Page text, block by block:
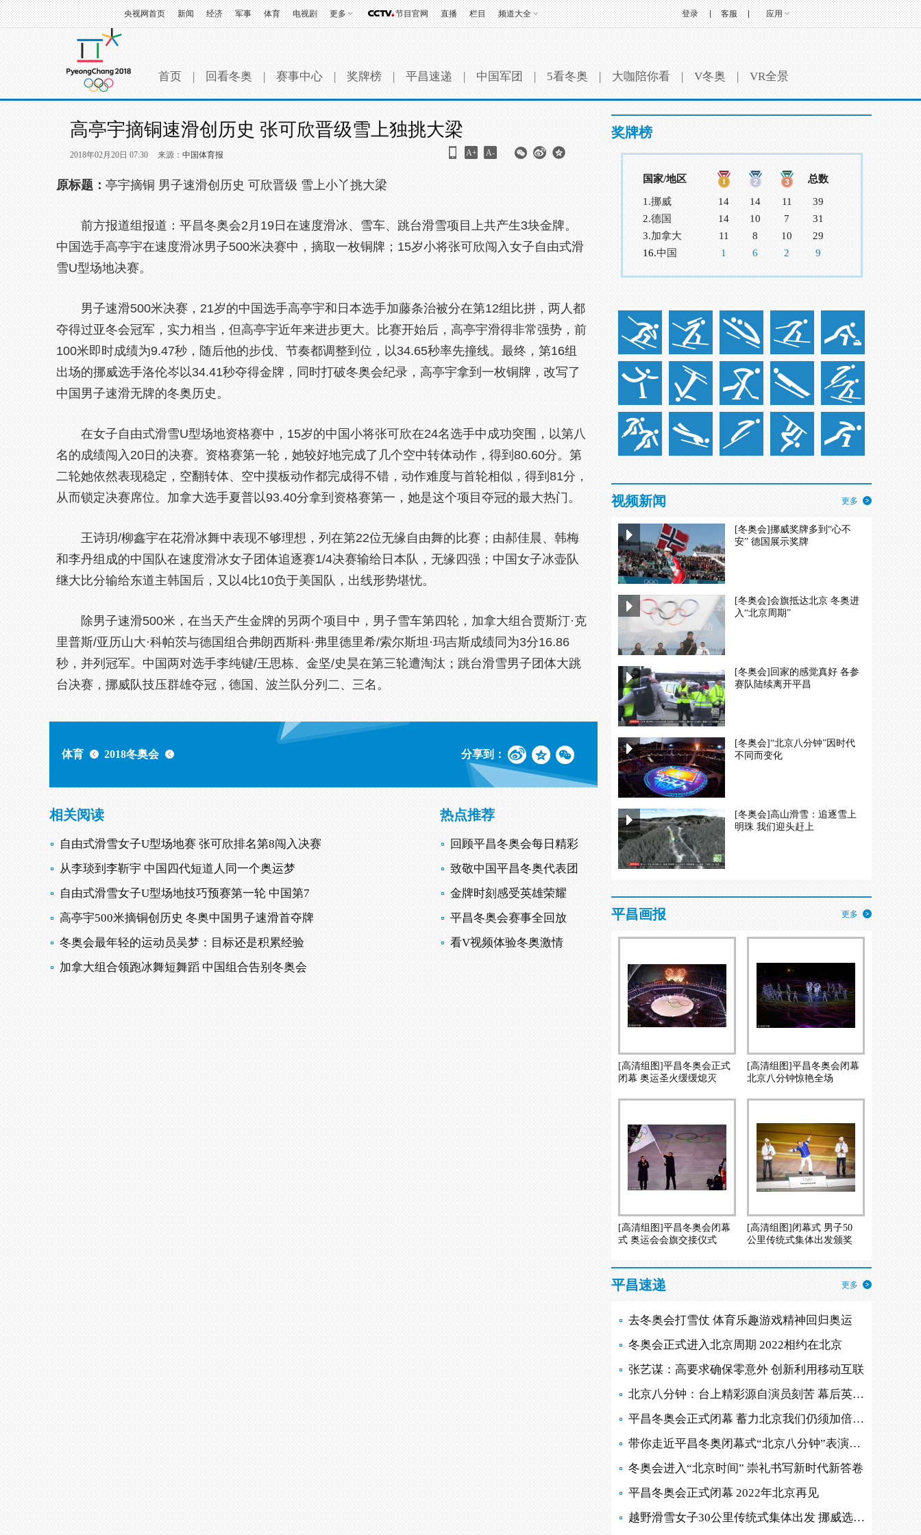
央视网首页 新闻 经济 军事 体育 电视剧 更多 节目官网 直播 栏目 频道大全 客服 应用
登录
首页 | 回看冬奥 | 赛事中心 | 奖牌榜 | 平昌速递 | 中国军团 | 5看冬奥 | 大咖陪你看 | V冬奥 | VR全景
高亭宇摘铜速滑创历史 张可欣晋级雪上独挑大梁
2018年02月20日 07:30 来源： 中国体育报 A+ A-
原标题： 亭宇摘铜 男子速滑创历史 可欣晋级 雪上小丫挑大梁
前方报道组报道：平昌冬奥会2月19日在速度滑冰、雪车、跳台滑雪项目上共产生3块金牌。
中国选手高亭宇在速度滑冰男子500米决赛中，摘取一枚铜牌；15岁小将张可欣闯入女子自由式滑
雪U型场地决赛。
男子速滑500米决赛，21岁的中国选手高亭宇和日本选手加藤条治被分在第12组比拼，两人都
夺得过亚冬会冠军，实力相当，但高亭宇近年来进步更大。比赛开始后，高亭宇滑得非常强势，前
100米即时成绩为9.47秒，随后他的步伐、节奏都调整到位，以34.65秒率先撞线。最终，第16组
出场的挪威选手洛伦岑以34.41秒夺得金牌，同时打破冬奥会纪录，高亭宇拿到一枚铜牌，改写了
中国男子速滑无牌的冬奥历史。
在女子自由式滑雪U型场地资格赛中，15岁的中国小将张可欣在24名选手中成功突围，以第八
名的成绩闯入20日的决赛。资格赛第一轮，她较好地完成了几个空中转体动作，得到80.60分。第
二轮她依然表现稳定，空翻转体、空中摸板动作都完成得不错，动作难度与首轮相似，得到81分，
从而锁定决赛席位。加拿大选手夏普以93.40分拿到资格赛第一，她是这个项目夺冠的最大热门。
王诗玥/柳鑫宇在花滑冰舞中表现不够理想，列在第22位无缘自由舞的比赛；由郝佳晨、韩梅
和李丹组成的中国队在速度滑冰女子团体追逐赛1/4决赛输给日本队，无缘四强；中国女子冰壶队
继大比分输给东道主韩国后，又以4比10负于美国队，出线形势堪忧。
除男子速滑500米，在当天产生金牌的另两个项目中，男子雪车第四轮，加拿大组合贾斯汀·克
里普斯/亚历山大·科帕茨与德国组合弗朗西斯科·弗里德里希/索尔斯坦·玛吉斯成绩同为3分16.86
秒，并列冠军。中国两对选手李纯键/王思栋、金坚/史昊在第三轮遭淘汰；跳台滑雪男子团体大跳
台决赛，挪威队技压群雄夺冠，德国、波兰队分列二、三名。
体育 2018冬奥会 分享到：
相关阅读
自由式滑雪女子U型场地赛 张可欣排名第8闯入决赛
从李琰到李靳宇 中国四代短道人同一个奥运梦
自由式滑雪女子U型场地技巧预赛第一轮 中国第7
高亭宇500米摘铜创历史 冬奥中国男子速滑首夺牌
冬奥会最年轻的运动员吴梦：目标还是积累经验
加拿大组合领跑冰舞短舞蹈 中国组合告别冬奥会
热点推荐
回顾平昌冬奥会每日精彩
致敬中国平昌冬奥代表团
金牌时刻感受英雄荣耀
平昌冬奥会赛事全回放
看V视频体验冬奥激情
奖牌榜
国家/地区 总数
1.挪威 14 14 11
39
2.德国 14 10 7
31
3.加拿大 11 8 10
29
16.中国 1 6 2 9
视频新闻 更多
[冬奥会]挪威奖牌多到“心不
安” 德国展示奖牌
[冬奥会]会旗抵达北京 冬奥进
入“北京周期”
[冬奥会]回家的感觉真好 各参
赛队陆续离开平昌
[冬奥会]“北京八分钟”因时代
不同而变化
[冬奥会]高山滑雪：追逐雪上
明珠 我们迎头赶上
平昌画报 更多
[高清组图]平昌冬奥会正式
闭幕 奥运圣火缓缓熄灭
[高清组图]平昌冬奥会闭幕
北京八分钟惊艳全场
[高清组图]平昌冬奥会闭幕
式 奥运会会旗交接仪式
[高清组图]闭幕式 男子50
公里传统式集体出发颁奖
平昌速递 更多
去冬奥会打雪仗 体育乐趣游戏精神回归奥运
冬奥会正式进入北京周期 2022相约在北京
张艺谋：高要求确保零意外 创新利用移动互联
北京八分钟：台上精彩源自演员刻苦 幕后英雄多
平昌冬奥会正式闭幕 蓄力北京我们仍须加倍努力
带你走近平昌冬奥闭幕式“北京八分钟”表演现场
冬奥会进入“北京时间” 崇礼书写新时代新答卷
平昌冬奥会正式闭幕 2022年北京再见
越野滑雪女子30公里传统式集体出发 挪威选手摘金